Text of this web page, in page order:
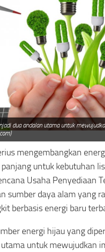
dua andalan utama untuk
mengembangkan
untuk kebutuhan
Usaha Penyediaan
sumber daya alam yang
berbasis energi baru
energi hijau yang
untuk mewujudkan